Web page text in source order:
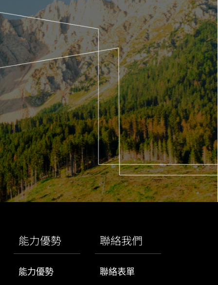
能力優勢
能力優勢
聯絡我們
聯絡表單